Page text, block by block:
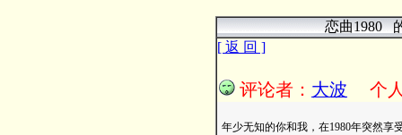
恋曲1980
[ 返 回 ]
评论者： 大波 个
年少无知的你和我，在1980年突然享